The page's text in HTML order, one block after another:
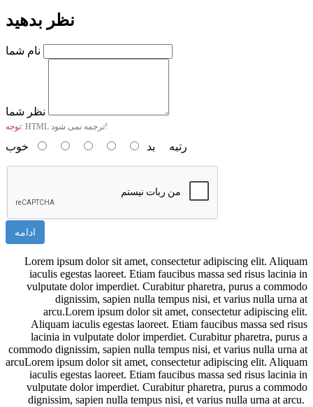
نظر بدهید
نام شما
نظر شما
توجه: HTML ترجمه نمی شود!
رتبه بد خوب
ادامه
Lorem ipsum dolor sit amet, consectetur adipiscing elit. Aliquam
iaculis egestas laoreet. Etiam faucibus massa sed risus lacinia in
vulputate dolor imperdiet. Curabitur pharetra, purus a commodo
dignissim, sapien nulla tempus nisi, et varius nulla urna at
arcu.Lorem ipsum dolor sit amet, consectetur adipiscing elit.
Aliquam iaculis egestas laoreet. Etiam faucibus massa sed risus
lacinia in vulputate dolor imperdiet. Curabitur pharetra, purus a
commodo dignissim, sapien nulla tempus nisi, et varius nulla urna at
arcuLorem ipsum dolor sit amet, consectetur adipiscing elit. Aliquam
iaculis egestas laoreet. Etiam faucibus massa sed risus lacinia in
vulputate dolor imperdiet. Curabitur pharetra, purus a commodo
dignissim, sapien nulla tempus nisi, et varius nulla urna at arcu.